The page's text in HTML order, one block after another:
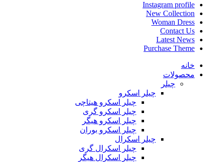
Instagram profile
New Collection
Woman Dress
Contact Us
Latest News
Purchase Theme
خانه
محصولات
چیلر
چیلر اسکرو
چیلر اسکرو هیتاچی
چیلر اسکرو گری
چیلر اسکرو هیگر
چیلر اسکرو بوران
چیلر اسکرال
چیلر اسکرال گری
چیلر اسکرال هیگر